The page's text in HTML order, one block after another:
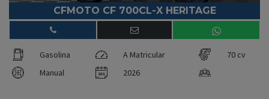
CFMOTO CF 700CL-X HERITAGE
Gasolina A Matricular
70 cv
Manual
2026